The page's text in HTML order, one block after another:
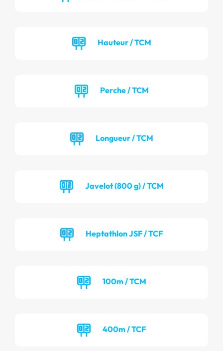
Hauteur / TCM
Perche / TCM
Longueur / TCM
Javelot (800 g) / TCM
Heptathlon JSF / TCF
100m / TCM
400m / TCF